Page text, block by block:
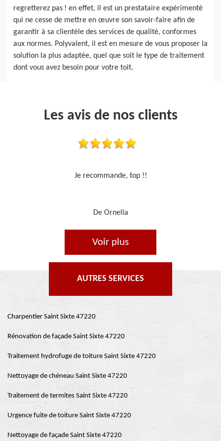
regretterez pas ! en effet, il est un prestataire expérimenté
qui ne cesse de mettre en œuvre son savoir-faire afin de
garantir à sa clientèle des services de qualité, conformes
aux normes. Polyvalent, il est en mesure de vous proposer la
solution la plus adaptée, quel que soit le type de traitement
dont vous avez besoin pour votre toit.
Les avis de nos clients
Travail sérieux
De Je cours je peins
Voir plus
AUTRES SERVICES
Charpentier Saint Sixte 47220
Rénovation de façade Saint Sixte 47220
Traitement hydrofuge de toiture Saint Sixte 47220
Nettoyage de chéneau Saint Sixte 47220
Traitement de termites Saint Sixte 47220
Urgence fuite de toiture Saint Sixte 47220
Nettoyage de façade Saint Sixte 47220